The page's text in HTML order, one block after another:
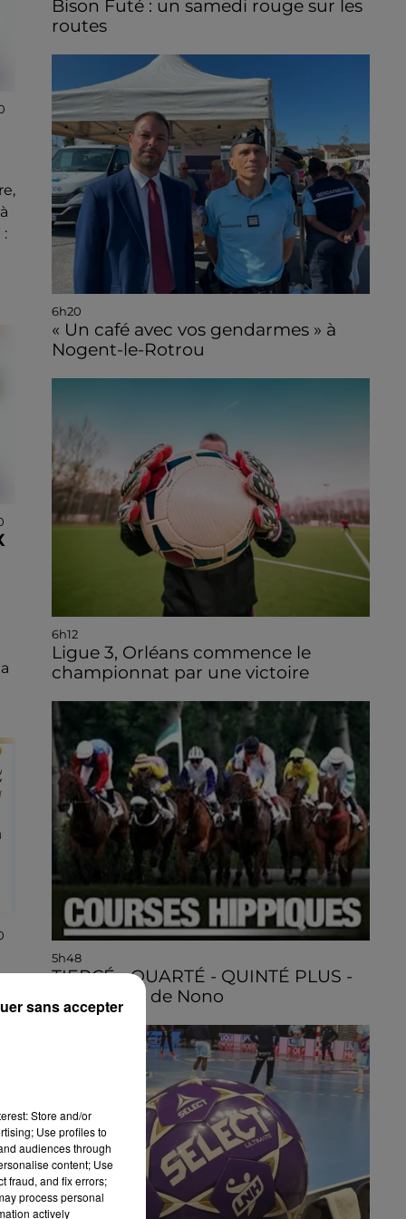
Bison Futé : un samedi rouge sur les
routes
6h20
« Un café avec vos gendarmes » à
Nogent-le-Rotrou
6h12
Ligue 3, Orléans commence le
championnat par une victoire
5h48
TIERCÉ - QUARTÉ - QUINTÉ PLUS -
Les Pronos de Nono
Store and/or
Use profiles to
audiences through
content; Use
fraud, and fix errors;
process personal
actively
sans accepter